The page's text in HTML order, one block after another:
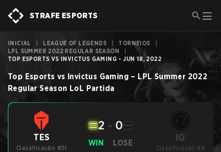
STRAFE ESPORTS
INICIAL LEAGUE OF LEGENDS TORNEIOS
LPL SUMMER 2022 REGULAR SEASON
TOP ESPORTS VS INVICTUS GAMING - JUN 18, 2022
Top Esports vs Invictus Gaming – LPL Summer 2022
Regular Season LoL Partida
TES
Classificação #51
WIN
2 - 0
LOSE IG
Classificação #6